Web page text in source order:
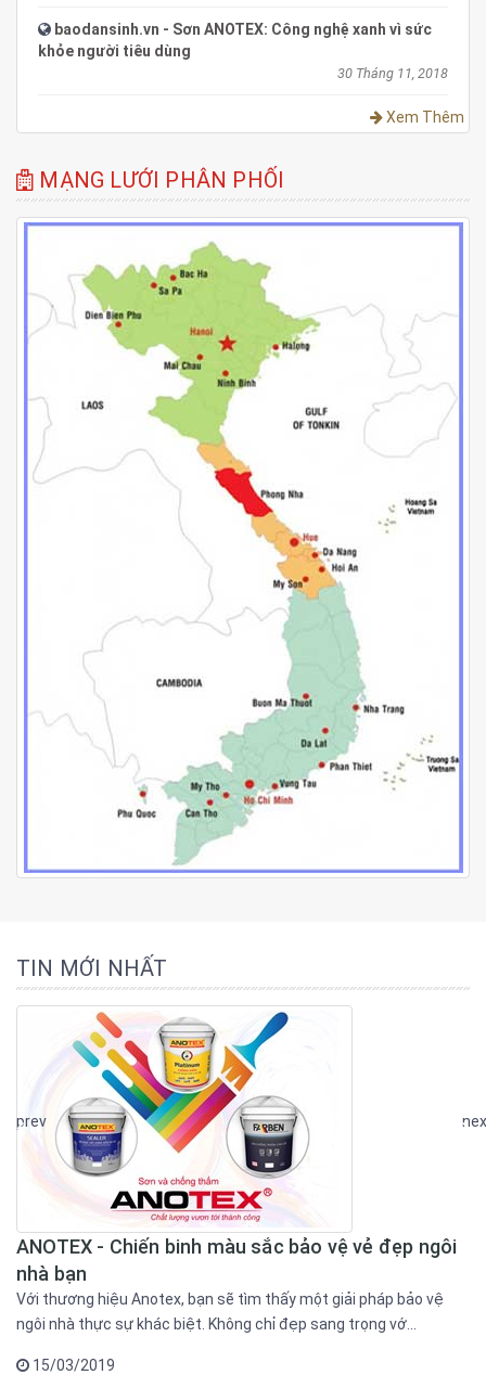
baodansinh.vn - Sơn ANOTEX: Công nghệ xanh vì sức
khỏe người tiêu dùng
30 Tháng 11, 2018
Xem Thêm
MẠNG LƯỚI PHÂN PHỐI
TIN MỚI NHẤT
ANOTEX - Chiến binh màu sắc bảo vệ vẻ đẹp ngôi
nhà bạn
Với thương hiệu Anotex, bạn sẽ tìm thấy một giải pháp bảo vệ
ngôi nhà thực sự khác biệt. Không chỉ đẹp sang trọng vớ...
15/03/2019
prev